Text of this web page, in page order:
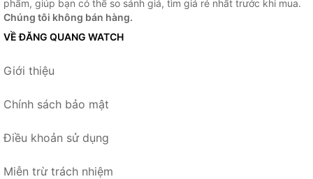
phẩm, giúp bạn có thể so sánh giá, tìm giá rẻ nhất trước khi mua.
Chúng tôi không bán hàng.
VỀ ĐĂNG QUANG WATCH
Giới thiệu
Chính sách bảo mật
Điều khoản sử dụng
Miễn trừ trách nhiệm